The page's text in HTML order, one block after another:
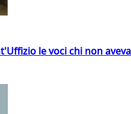
le voci chi non